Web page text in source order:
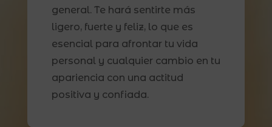
general. Te hará sentirte más
ligero, fuerte y feliz, lo que es
esencial para afrontar tu vida
personal y cualquier cambio en tu
apariencia con una actitud
positiva y confiada.